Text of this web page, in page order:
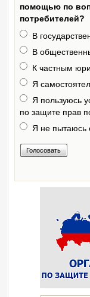
помощью по
потребителей?
В
В
К частным
Я
Я пользуюсь
по защите прав
Я не пытаюсь